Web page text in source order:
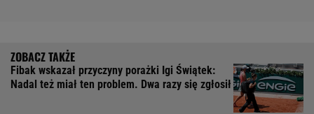
Fibak wskazał przyczyny porażki Igi Świątek:
Nadal też miał ten problem. Dwa razy się zgłosił